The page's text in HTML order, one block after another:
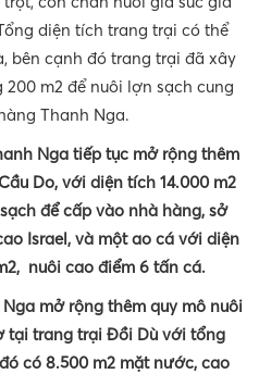
diện tích trang trại có thể
bên cạnh đó trang trại đã xây
m2 để nuôi lợn sạch cung
Thanh Nga.
Nga tiếp tục mở rộng thêm
Do, với diện tích 14.000 m2
để cấp vào nhà hàng, sở
Israel, và một ao cá với diện
nuôi cao điểm 6 tấn cá.
mở rộng thêm quy mô nuôi
tại trang trại Đồi Dù với tổng
có 8.500 m2 mặt nước, cao